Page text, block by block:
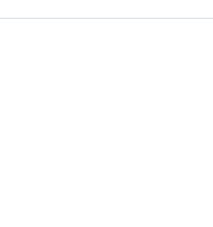
52.7180067 ], [ 8.5135529,